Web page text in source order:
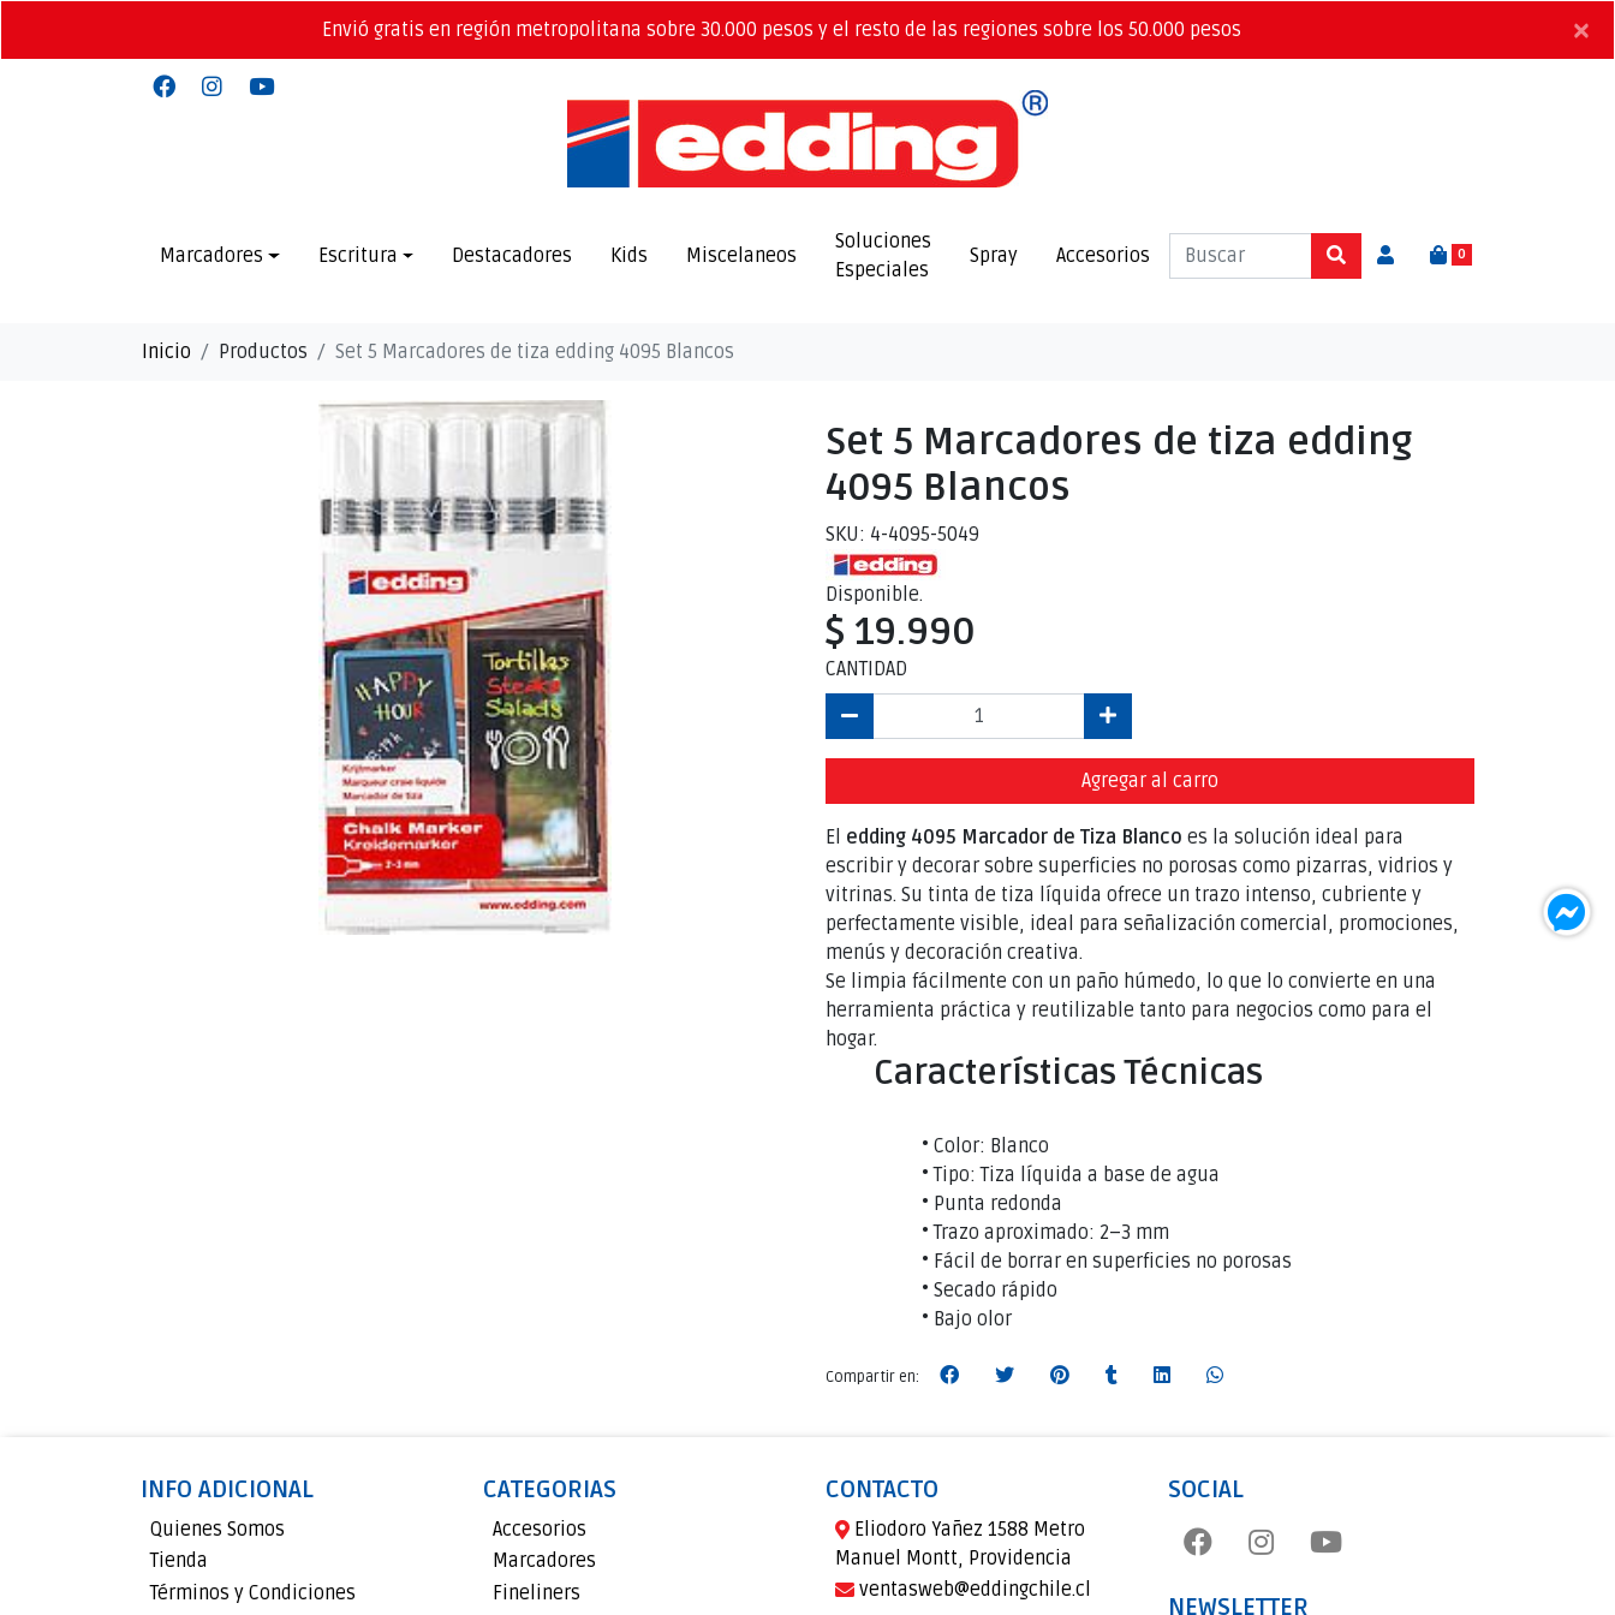
Envió gratis en región metropolitana sobre 30.000 pesos y el resto de las regiones sobre los 50.000 pesos ×
0
Marcadores Escritura Destacadores Kids Miscelaneos
Soluciones
Especiales
Spray Accesorios
Inicio Productos Set 5 Marcadores de tiza edding 4095 Blancos
Set 5 Marcadores de tiza edding
4095 Blancos
SKU: 4-4095-5049
Disponible.
$ 19.990
CANTIDAD
Agregar al carro
El edding 4095 Marcador de Tiza Blanco es la solución ideal para
escribir y decorar sobre superficies no porosas como pizarras, vidrios y
vitrinas. Su tinta de tiza líquida ofrece un trazo intenso, cubriente y
perfectamente visible, ideal para señalización comercial, promociones,
menús y decoración creativa.
Se limpia fácilmente con un paño húmedo, lo que lo convierte en una
herramienta práctica y reutilizable tanto para negocios como para el
hogar.
Características Técnicas
• Color: Blanco
• Tipo: Tiza líquida a base de agua
• Punta redonda
• Trazo aproximado: 2–3 mm
• Fácil de borrar en superficies no porosas
• Secado rápido
• Bajo olor
Compartir en:
INFO ADICIONAL
Quienes Somos
Tienda
Términos y Condiciones
CATEGORIAS
Accesorios
Marcadores
Fineliners
CONTACTO
Eliodoro Yañez 1588 Metro
Manuel Montt, Providencia
ventasweb@eddingchile.cl
SOCIAL
NEWSLETTER